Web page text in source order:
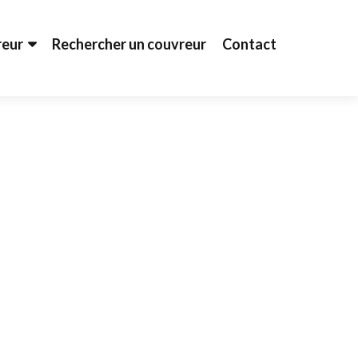
Rechercher un couvreur Contact